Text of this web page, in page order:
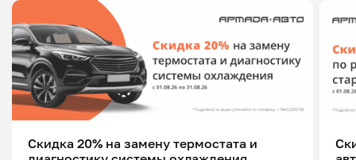
Скидка 20% на замену термостата и